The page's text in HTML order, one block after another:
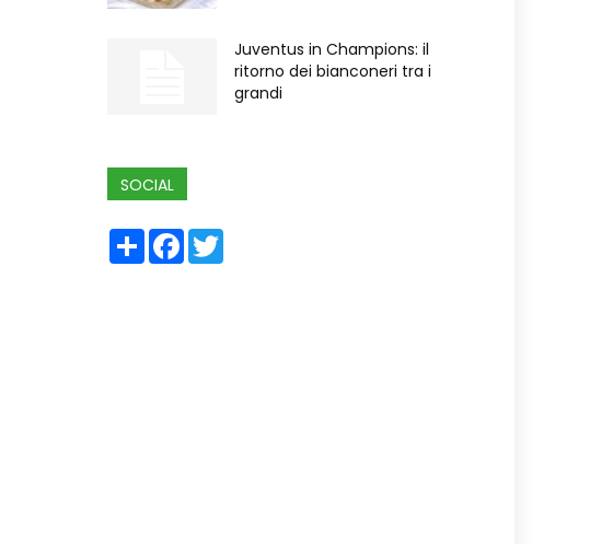
Juventus in Champions: il
ritorno dei bianconeri tra i
grandi
SOCIAL
ShareFacebook